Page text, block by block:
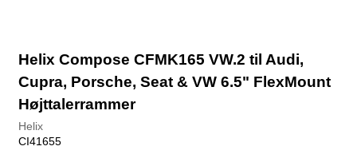
Helix Compose CFMK165 VW.2 til Audi,
Cupra, Porsche, Seat & VW 6.5" FlexMount
Højttalerrammer
Helix
CI41655